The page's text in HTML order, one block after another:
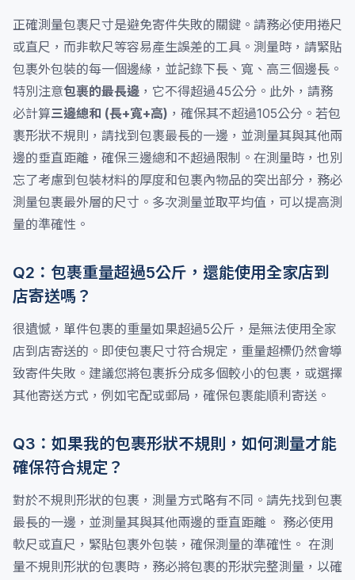
正確測量包裹尺寸是避免寄件失敗的關鍵。請務必使用捲尺
或直尺，而非軟尺等容易產生誤差的工具。測量時，請緊貼
包裹外包裝的每一個邊緣，並記錄下長、寬、高三個邊長。
特別注意包裹的最長邊 ，它不得超過45公分。此外，請務
必計算三邊總和 (長+寬+高) ，確保其不超過105公分。若包
裹形狀不規則，請找到包裹最長的一邊，並測量其與其他兩
邊的垂直距離，確保三邊總和不超過限制。在測量時，也別
忘了考慮到包裝材料的厚度和包裹內物品的突出部分，務必
測量包裹最外層的尺寸。多次測量並取平均值，可以提高測
量的準確性。
Q2：包裹重量超過5公斤，還能使用全家店到
店寄送嗎？
很遺憾，單件包裹的重量如果超過5公斤，是無法使用全家
店到店寄送的。即使包裹尺寸符合規定，重量超標仍然會導
致寄件失敗。建議您將包裹拆分成多個較小的包裹，或選擇
其他寄送方式，例如宅配或郵局，確保包裹能順利寄送。
Q3：如果我的包裹形狀不規則，如何測量才能
確保符合規定？
對於不規則形狀的包裹，測量方式略有不同。請先找到包裹
最長的一邊，並測量其與其他兩邊的垂直距離。 務必使用
軟尺或直尺，緊貼包裹外包裝，確保測量的準確性。 在測
量不規則形狀的包裹時，務必將包裹的形狀完整測量，以確